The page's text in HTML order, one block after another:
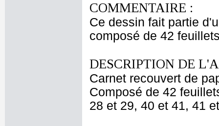
COMMENTAIRE :
Ce dessin fait partie
composé de 42
DESCRIPTION DE
Carnet recouvert de
Composé de 42
28 et 29, 40 et 41, 41